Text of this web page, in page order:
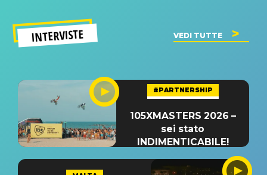
INTERVISTE VEDI TUTTE
#PARTNERSHIP
105XMASTERS 2026 –
sei stato
INDIMENTICABILE!